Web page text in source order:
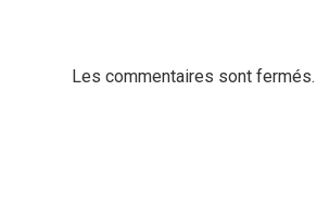
Les commentaires sont fermés.